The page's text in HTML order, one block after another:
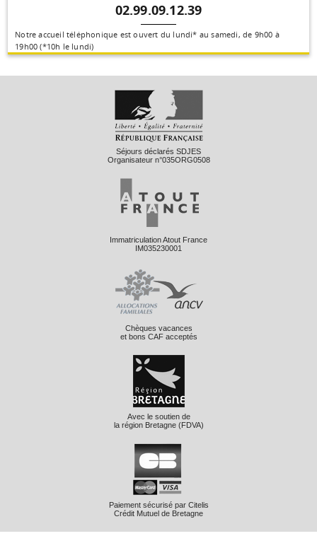
02.99.09.12.39
Notre accueil téléphonique est ouvert du lundi* au samedi, de 9h00 à
19h00 (*10h le lundi)
Séjours déclarés SDJES
Organisateur n°035ORG0508
Immatriculation Atout France
IM035230001
Chèques vacances
et bons CAF acceptés
Avec le soutien de
la région Bretagne (FDVA)
Paiement sécurisé par Citelis
Crédit Mutuel de Bretagne